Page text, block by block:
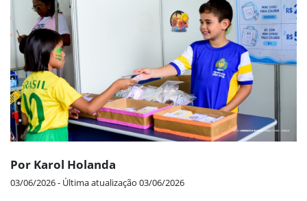
Por Karol Holanda
03/06/2026 - Última atualização 03/06/2026